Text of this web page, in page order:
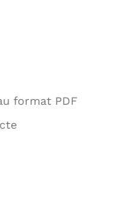
format PDF